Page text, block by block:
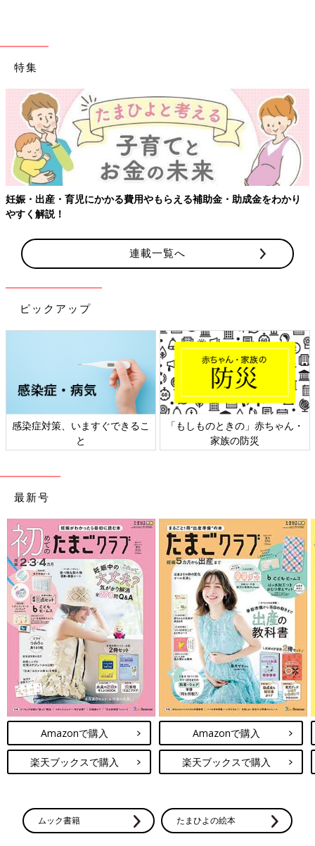
特集
【ワクチン接種できるものも】妊婦の感染症対策、知っておいて！
連載一覧へ
ピックアップ
日本外来小児科学会リーフレッ
ト検討会
六星占術 細木かおりさんの人生
相談
最新号
Amazonで購入
楽天ブックスで購入
Amazonで購入
楽天ブックスで購入
ムック書籍 たまひよの絵本